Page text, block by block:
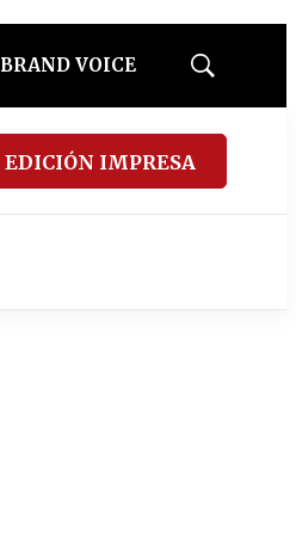
BRAND VOICE
Mostrar
EDICIÓN IMPRESA